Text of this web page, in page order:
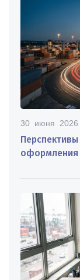
30 июня 2026
оформления